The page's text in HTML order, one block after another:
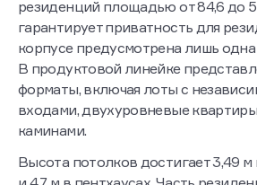
резиденций площадью от 84,6 до
гарантирует приватность для
корпусе предусмотрена лишь
В продуктовой линейке
форматы, включая лоты с
входами, двухуровневые
каминами.
Высота потолков достигает 3,49